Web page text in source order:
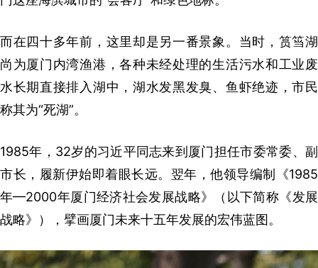
而在四十多年前，这里却是另一番景象。当时，筼筜湖
尚为厦门内湾渔港，各种未经处理的生活污水和工业废
水长期直接排入湖中，湖水发黑发臭、鱼虾绝迹，市民
称其为“死湖”。
1985年，32岁的习近平同志来到厦门担任市委常委、副
市长，履新伊始即着眼长远。翌年，他领导编制《1985
年—2000年厦门经济社会发展战略》（以下简称《发展
战略》），擘画厦门未来十五年发展的宏伟蓝图。